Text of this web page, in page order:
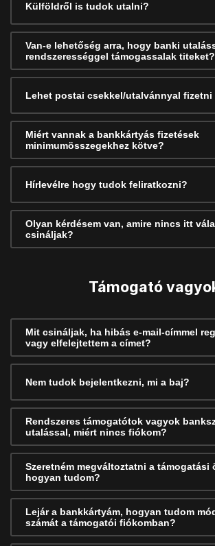
Külföldről is tudok utalni?
Van-e lehetőség arra, hogy banki
rendszerességgel támogassalak titeket?
Lehet postai csekkel/utalvánnyal fizetni
Miért vannak a bankkártyás fizetések
minimumösszegekhez kötve?
Hírlevélre hogy tudok feliratkozni?
Olyan kérdésem van, amire nincs itt
csináljak?
Támogató
Mit csináljak, ha hibás e-mail-címmel
vagy elfelejtettem a címet?
Nem tudok bejelentkezni, mi a baj?
Rendszeres támogatótok vagyok
utalással, miért nincs fiókom?
Szeretném megváltoztatni a támogatási
hogyan tudom?
Lejár a bankkártyám, hogyan tudom
számát a támogatói fiókomban?